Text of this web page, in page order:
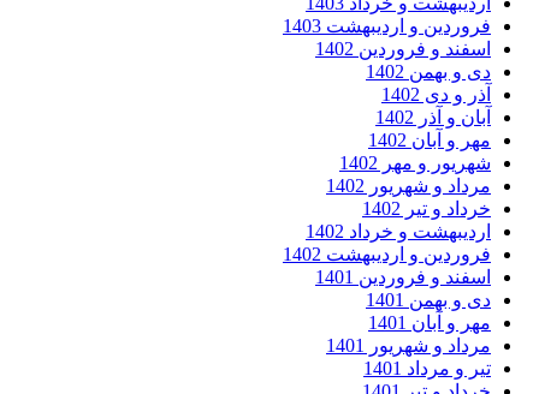
و اردیبهشت 1403
و فروردین 1402
و بهمن 1402
و دی 1402
و آذر 1402
و آبان 1402
و مهر 1402
و شهریور 1402
و تیر 1402
و خرداد 1402
و اردیبهشت 1402
و فروردین 1401
و بهمن 1401
و آبان 1401
و شهریور 1401
و مرداد 1401